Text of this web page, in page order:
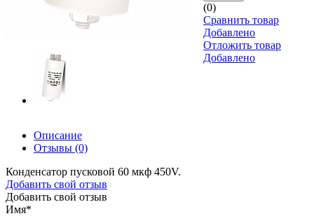
(0)
Сравнить товар
Добавлено
Отложить товар
Добавлено
Описание
Отзывы (0)
Конденсатор пусковой 60 мкф 450V.
Добавить свой отзыв
Добавить свой отзыв
Имя*